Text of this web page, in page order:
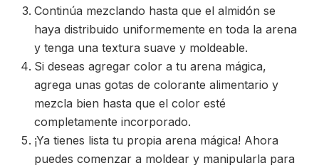
Continúa mezclando hasta que el almidón se
haya distribuido uniformemente en toda la arena
y tenga una textura suave y moldeable.
Si deseas agregar color a tu arena mágica,
agrega unas gotas de colorante alimentario y
mezcla bien hasta que el color esté
completamente incorporado.
¡Ya tienes lista tu propia arena mágica! Ahora
puedes comenzar a moldear y manipularla para